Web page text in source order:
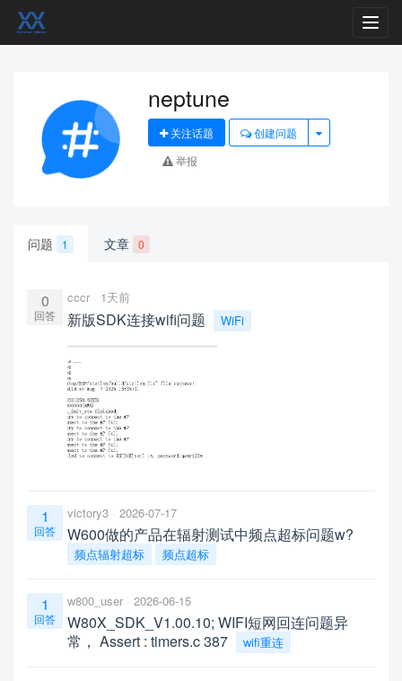
neptune
关注话题
创建问题
举报
问题 1 文章 0
0
回答
cccr 1天前
新版SDK连接wifi问题 WiFi
1
回答
victory3 2026-07-17
W600做的产品在辐射测试中频点超标问题w?
频点辐射超标 频点超标
1
回答
w800_user 2026-06-15
W80X_SDK_V1.00.10; WIFI短网回连问题异
常， Assert : timers.c 387
wifi重连